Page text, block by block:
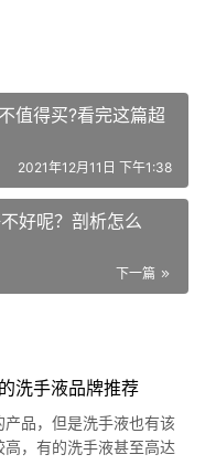
值得买?看完这篇超
2021年12月11日 下午1:38
好呢？剖析怎么
下一篇
洗手液品牌推荐
品，但是洗手液也有该
，有的洗手液甚至高达